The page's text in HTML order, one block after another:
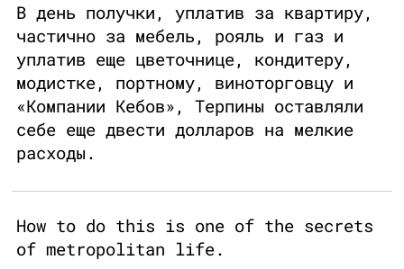
В день получки, уплатив за квартиру,
частично за мебель, рояль и газ и
уплатив еще цветочнице, кондитеру,
модистке, портному, виноторговцу и
«Компании Кебов», Терпины оставляли
себе еще двести долларов на мелкие
расходы.
How to do this is one of the secrets
of metropolitan life.